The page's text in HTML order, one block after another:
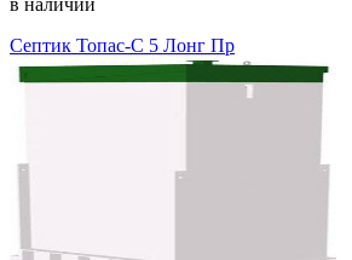
Септик Топас-С 5 Лонг Пр